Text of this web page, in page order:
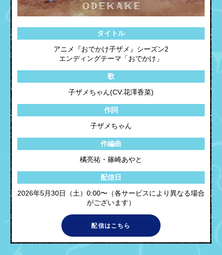
タイトル
アニメ『おでかけ子ザメ』シーズン2
エンディングテーマ「おでかけ」
歌
子ザメちゃん(CV:花澤香菜)
作詞
子ザメちゃん
作編曲
橘亮祐・篠崎あやと
配信日
2026年5月30日（土）0:00〜（各サービスにより異なる場合
がございます）
配信はこちら